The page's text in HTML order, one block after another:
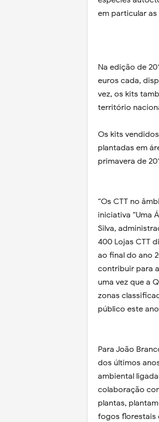
em particular
Na edição de
euros cada,
vez, os kits
território
Os kits
plantadas em
primavera de
“Os CTT no
iniciativa “Uma
Silva,
400 Lojas CTT
ao final do ano
contribuir para
uma vez que a
zonas
público este
Para João
dos últimos
ambiental
colaboração
plantas,
fogos florestais